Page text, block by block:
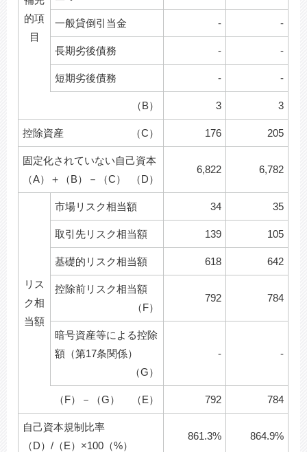
的項
目
一般貸倒引当金 - -
長期劣後債務 - -
短期劣後債務 - -
（B） 3 3
控除資産 （C） 176 205
固定化されていない自己資本
（A）＋（B）－（C）
（D）
6,822 6,782
リス
ク相
当額
市場リスク相当額 34 35
取引先リスク相当額 139 105
基礎的リスク相当額 618 642
控除前リスク相当額
（F）
792 784
暗号資産等による控除
額（第17条関係）
（G）
- -
（F）－（G） （E） 792 784
自己資本規制比率
（D）/（E）×100（%）
861.3% 864.9%